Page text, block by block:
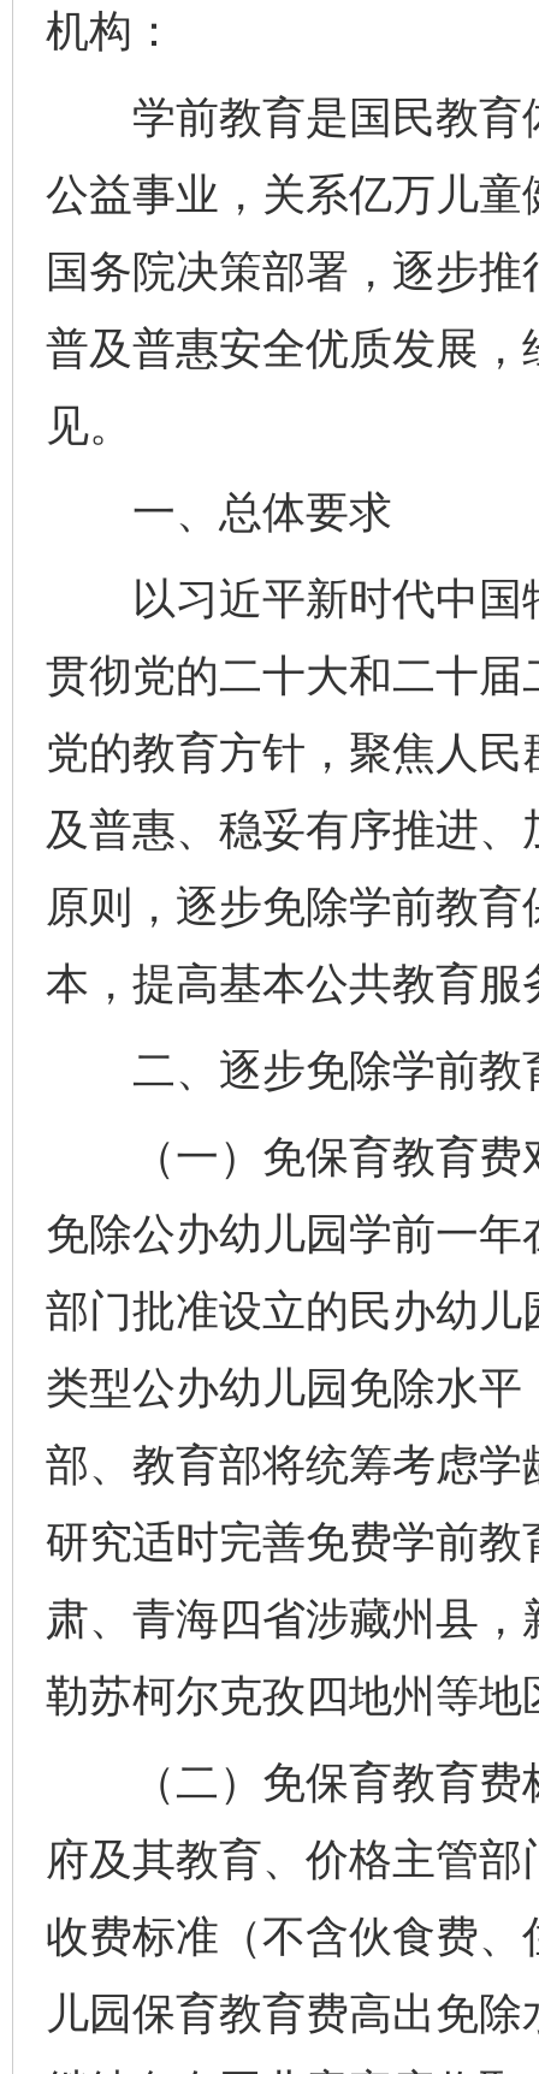
机构：
学前教育是国民教育
公益事业，关系亿万儿
国务院决策部署，逐步
普及普惠安全优质发展
见。
一、总体要求
以习近平新时代中国
贯彻党的二十大和二十
党的教育方针，聚焦人
及普惠、稳妥有序推进
原则，逐步免除学前教
本，提高基本公共教育
二、逐步免除学前教
（一）免保育教育费
免除公办幼儿园学前一
部门批准设立的民办幼
类型公办幼儿园免除水
部、教育部将统筹考虑
研究适时完善免费学前
肃、青海四省涉藏州县
勒苏柯尔克孜四地州等
（二）免保育教育费
府及其教育、价格主管
收费标准（不含伙食费
儿园保育教育费高出免